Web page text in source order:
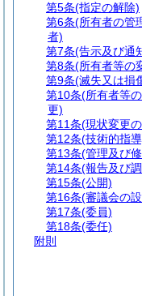
第5条(指定の解除)
第6条(所有者の管
者)
第7条(告示及び通
第8条(所有者等の
第9条(滅失又は損
第10条(所有者等
更)
第11条(現状変更
第12条(技術的指
第13条(管理及び
第14条(報告及び
第15条(公開)
第16条(審議会の
第17条(委員)
第18条(委任)
附則